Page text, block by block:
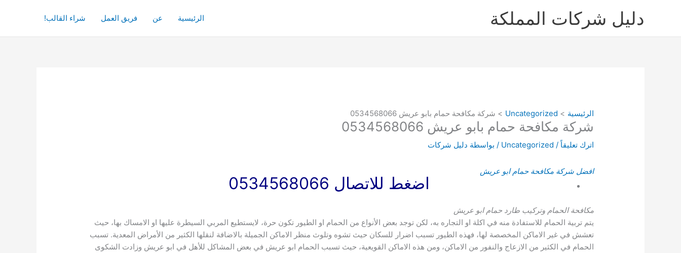
دليل شركات المملكة الرئيسية عن فريق العمل شراء القالب!
الرئيسية Uncategorized شركة مكافحة حمام بابو عريش 0534568066
شركة مكافحة حمام بابو عريش 0534568066
اترك تعليقاً /
Uncategorized / بواسطة دليل شركات
افضل شركة مكافحة حمامابو عريش
اضغط للاتصال 0534568066
مكافحة الحمام وتركيب طارد حمام ابو عريش
يتم تربية الحمام للاستفادة منه في اكلة او التجاره به، لكن توجد بعض الأنواع من الحمام او الطيور تكون حرة، لايستطيع المربي السيطرة عليها او الامساك بها، حيث
تعشش في غير الاماكن المخصصة لها، فهذه الطيور تسبب اضرار للسكان حيث تشوه وتلوث منظر الاماكن الجميلة بالاضافة لنقلها الكثير من الأمراض المعدية. تسبب
الحمام في الكثير من الازعاج والنفور من الاماكن، ومن هذه الاماكن القويعية، حيث تسبب الحمام ابو عريش في بعض المشاكل للأهل في ابو عريش وزادت الشكوى